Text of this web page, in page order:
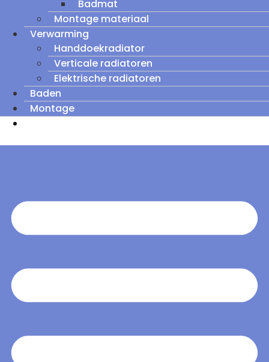
Badmat
Montage materiaal
Verwarming
Handdoekradiator
Verticale radiatoren
Elektrische radiatoren
Baden
Montage